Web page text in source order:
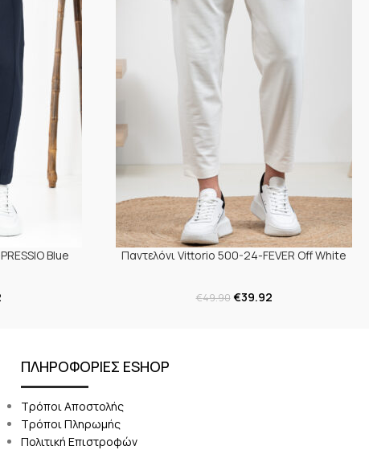
Blue Παντελόνι Vittorio 500-24-FEVER Off White
€49.90 €39.92
ΠΛΗΡΟΦΟΡΙΕΣ ESHOP
Τρόποι Αποστολής
Τρόποι Πληρωμής
Πολιτική Επιστροφών